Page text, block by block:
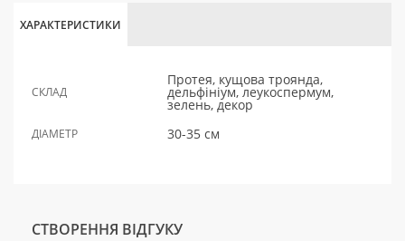
ХАРАКТЕРИСТИКИ
СКЛАД
Протея, кущова троянда,
дельфініум, леукоспермум,
зелень, декор
ДІАМЕТР 30-35 см
СТВОРЕННЯ ВІДГУКУ